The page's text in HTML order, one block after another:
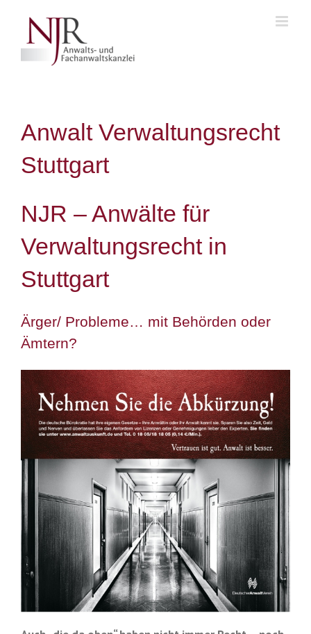
content
Anwalt Verwaltungsrecht
Stuttgart
NJR – Anwälte für
Verwaltungsrecht in
Stuttgart
Ärger/ Probleme… mit Behörden oder
Ämtern?